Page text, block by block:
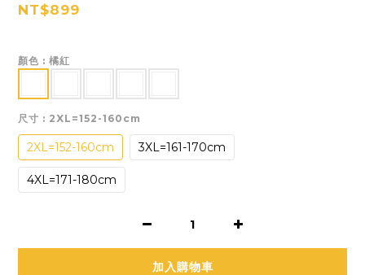
NT$899
顏色 : 橘紅
尺寸 : 2XL=152-160cm
2XL=152-160cm 3XL=161-170cm
4XL=171-180cm
加入購物車